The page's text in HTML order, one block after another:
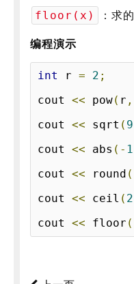
floor(x)
：求
编程演示
int r = 2 ;
cout << pow( r ,
cout << sqrt ( 9
cout << abs (- 1
cout << round (
cout << ceil (
cout << floor (